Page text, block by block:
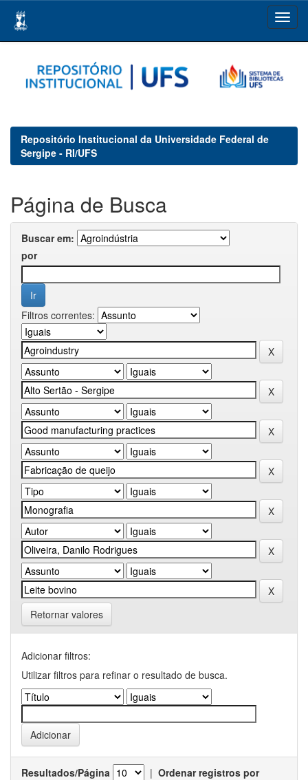
navigation
Repositório Institucional da Universidade Federal de
Sergipe - RI/UFS
Página de Busca
Buscar em:
por
Filtros correntes:
Retornar valores
Adicionar filtros:
Utilizar filtros para refinar o resultado de busca.
Resultados/Página | Ordenar registros por